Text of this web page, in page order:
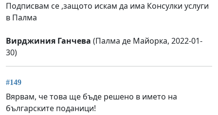
Подписвам се ,защото искам да има Консулки услуги
в Палма
Вирджиния Ганчева (Палма де Майорка, 2022-01-
30)
#149
Вярвам, че това ще бъде решено в името на
българските поданици!